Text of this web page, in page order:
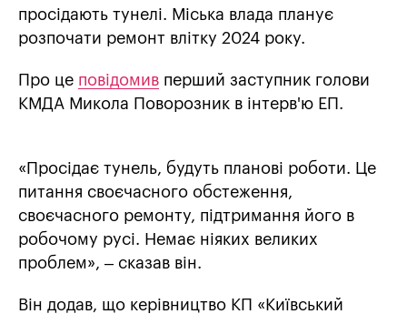
просідають тунелі. Міська влада планує
розпочати ремонт влітку 2024 року.
Про це повідомив перший заступник голови
КМДА Микола Поворозник в інтерв'ю ЕП.
«Просідає тунель, будуть планові роботи. Це
питання своєчасного обстеження,
своєчасного ремонту, підтримання його в
робочому русі. Немає ніяких великих
проблем», – сказав він.
Він додав, що керівництво КП «Київський